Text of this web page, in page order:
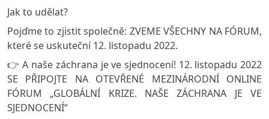
Jak to udělat?
Pojďme to zjistit společně: ZVEME VŠECHNY NA FÓRUM,
které se uskuteční 12. listopadu 2022.
👉 A naše záchrana je ve sjednocení! 12. listopadu 2022
SE PŘIPOJTE NA OTEVŘENÉ MEZINÁRODNÍ ONLINE
FÓRUM „GLOBÁLNÍ KRIZE. NAŠE ZÁCHRANA JE VE
SJEDNOCENÍ“